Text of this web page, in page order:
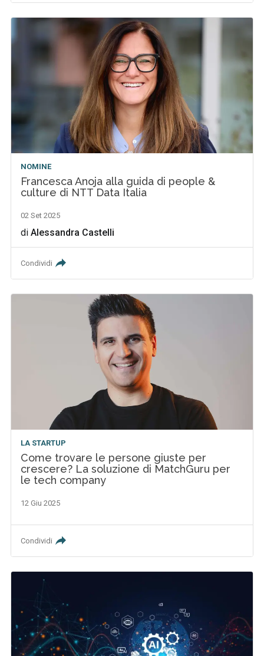
NOMINE
Francesca Anoja alla guida di people &
culture di NTT Data Italia
02 Set 2025
diAlessandra Castelli
Condividi
LA STARTUP
Come trovare le persone giuste per
crescere? La soluzione di MatchGuru per
le tech company
12 Giu 2025
Condividi